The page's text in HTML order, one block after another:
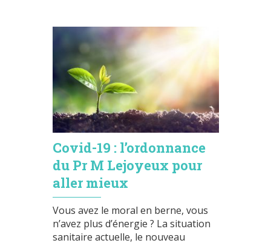
Covid-19 : l’ordonnance
du Pr M Lejoyeux pour
aller mieux
Vous avez le moral en berne, vous
n’avez plus d’énergie ? La situation
sanitaire actuelle, le nouveau